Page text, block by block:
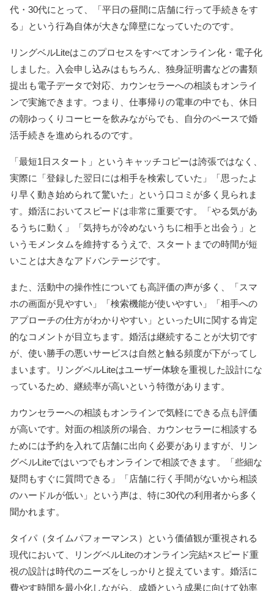
代・30代にとって、「平日の昼間に店舗に行って手続きをす
る」という行為自体が大きな障壁になっていたのです。
リングベルLiteはこのプロセスをすべてオンライン化・電子化
しました。入会申し込みはもちろん、独身証明書などの書類
提出も電子データで対応、カウンセラーへの相談もオンライ
ンで実施できます。つまり、仕事帰りの電車の中でも、休日
の朝ゆっくりコーヒーを飲みながらでも、自分のペースで婚
活手続きを進められるのです。
「最短1日スタート」というキャッチコピーは誇張ではなく、
実際に「登録した翌日には相手を検索していた」「思ったよ
り早く動き始められて驚いた」という口コミが多く見られま
す。婚活においてスピードは非常に重要です。「やる気があ
るうちに動く」「気持ちが冷めないうちに相手と出会う」と
いうモメンタムを維持するうえで、スタートまでの時間が短
いことは大きなアドバンテージです。
また、活動中の操作性についても高評価の声が多く、「スマ
ホの画面が見やすい」「検索機能が使いやすい」「相手への
アプローチの仕方がわかりやすい」といったUIに関する肯定
的なコメントが目立ちます。婚活は継続することが大切です
が、使い勝手の悪いサービスは自然と触る頻度が下がってし
まいます。リングベルLiteはユーザー体験を重視した設計にな
っているため、継続率が高いという特徴があります。
カウンセラーへの相談もオンラインで気軽にできる点も評価
が高いです。対面の相談所の場合、カウンセラーに相談する
ためには予約を入れて店舗に出向く必要がありますが、リン
グベルLiteではいつでもオンラインで相談できます。「些細な
疑問もすぐに質問できる」「店舗に行く手間がないから相談
のハードルが低い」という声は、特に30代の利用者から多く
聞かれます。
タイパ（タイムパフォーマンス）という価値観が重視される
現代において、リングベルLiteのオンライン完結×スピード重
視の設計は時代のニーズをしっかりと捉えています。婚活に
費やす時間を最小化しながら、成婚という成果に向けて効率